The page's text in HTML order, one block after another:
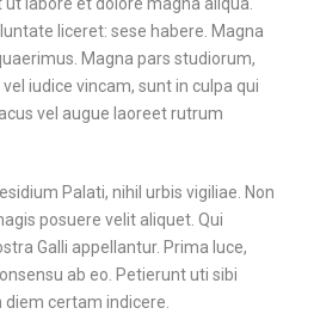
liceret: sese habere. Magna
Magna pars studiorum,
iudice vincam, sunt in culpa qui
vel augue laoreet rutrum
Palati, nihil urbis vigiliae. Non
posuere velit aliquet. Qui
Galli appellantur. Prima luce,
ab eo. Petierunt uti sibi
certam indicere.